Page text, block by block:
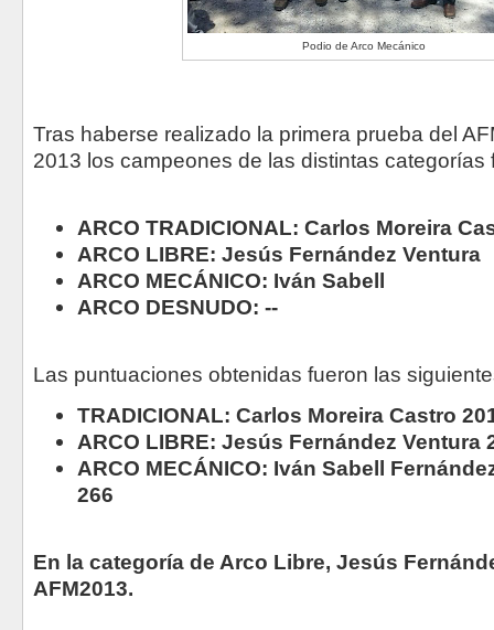
Podio de Arco Mecánico
Tras haberse realizado la primera prueba del
2013 los campeones de las distintas categorías
ARCO TRADICIONAL: Carlos Moreira
ARCO LIBRE: Jesús Fernández Ventura
ARCO MECÁNICO: Iván Sabell
ARCO DESNUDO: --
Las puntuaciones obtenidas fueron las
TRADICIONAL: Carlos Moreira Castro
ARCO LIBRE: Jesús Fernández Ventura
ARCO MECÁNICO: Iván Sabell
266
En la categoría de Arco Libre, Jesús
AFM2013.